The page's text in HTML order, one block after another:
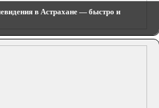
в Астрахане — быстро и